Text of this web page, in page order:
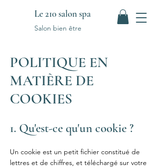
Le 210 salon spa
Salon bien être
POLITIQUE EN
MATIÈRE DE
COOKIES
1. Qu'est-ce qu'un cookie ?
Un cookie est un petit fichier constitué de
lettres et de chiffres, et téléchargé sur votre